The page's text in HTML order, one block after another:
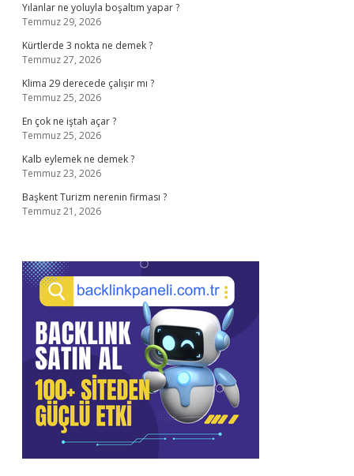
Yılanlar ne yoluyla boşaltım yapar ?
Temmuz 29, 2026
Kürtlerde 3 nokta ne demek ?
Temmuz 27, 2026
Klima 29 derecede çalışır mı ?
Temmuz 25, 2026
En çok ne iştah açar ?
Temmuz 25, 2026
Kalb eylemek ne demek ?
Temmuz 23, 2026
Başkent Turizm nerenin firması ?
Temmuz 21, 2026